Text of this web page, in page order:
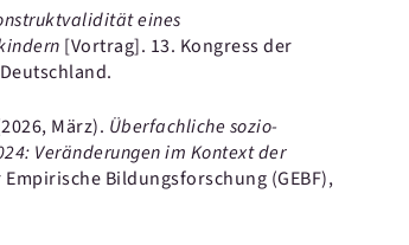
eines
[Vortrag]. 13. Kongress der
März). Überfachliche sozio-
Veränderungen im Kontext der
Bildungsforschung (GEBF),